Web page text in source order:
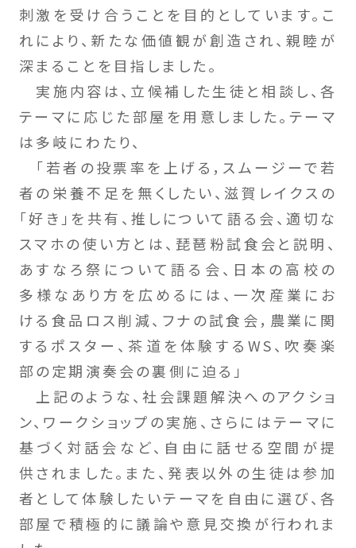
刺激を受け合うことを目的としています。こ
れにより、新たな価値観が創造され、親睦が
深まることを目指しました。
実施内容は、立候補した生徒と相談し、各
テーマに応じた部屋を用意しました。テーマ
は多岐にわたり、
「若者の投票率を上げる，スムージーで若
者の栄養不足を無くしたい、滋賀レイクスの
「好き」を共有、推しについて語る会、適切な
スマホの使い方とは、琵琶粉試食会と説明、
あすなろ祭について語る会、日本の高校の
多様なあり方を広めるには、一次産業にお
ける食品ロス削減、フナの試食会，農業に関
するポスター、茶道を体験するWS、吹奏楽
部の定期演奏会の裏側に迫る」
上記のような、社会課題解決へのアクショ
ン、ワークショップの実施、さらにはテーマに
基づく対話会など、自由に話せる空間が提
供されました。また、発表以外の生徒は参加
者として体験したいテーマを自由に選び、各
部屋で積極的に議論や意見交換が行われま